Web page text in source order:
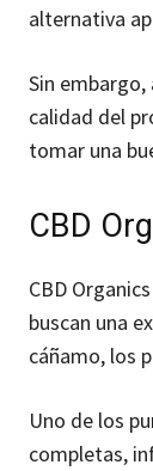
alternativa
Sin
calidad del
tomar una
CBD
CBD
buscan una
cáñamo, los
Uno de los
completas,